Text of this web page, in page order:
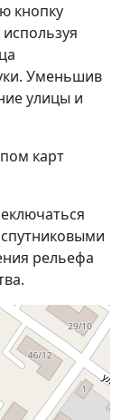
кнопку
Уменьшив
улицы и
карт
рельефа